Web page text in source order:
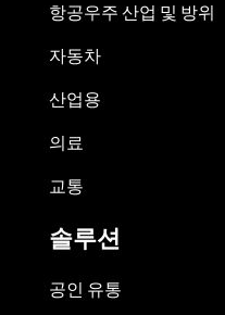
항공우주 산업 및 방위
자동차
산업용
의료
교통
솔루션
공인 유통